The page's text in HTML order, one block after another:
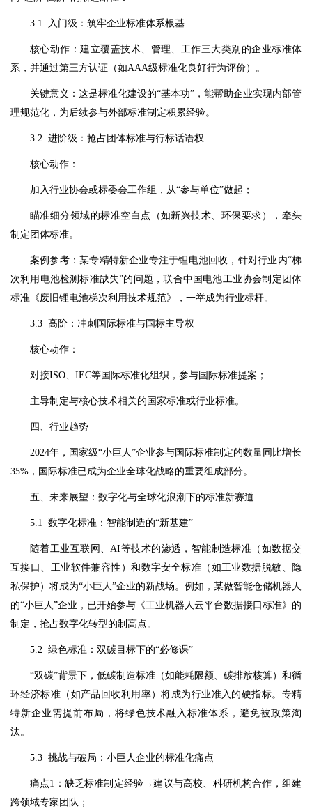
3.1 入门级：筑牢企业标准体系根基
核心动作：建立覆盖技术、管理、工作三大类别的企业标准体
系，并通过第三方认证（如AAA级标准化良好行为评价）。
关键意义：这是标准化建设的“基本功”，能帮助企业实现内部管
理规范化，为后续参与外部标准制定积累经验。
3.2 进阶级：抢占团体标准与行标话语权
核心动作：
加入行业协会或标委会工作组，从“参与单位”做起；
瞄准细分领域的标准空白点（如新兴技术、环保要求），牵头
制定团体标准。
案例参考：某专精特新企业专注于锂电池回收，针对行业内“梯
次利用电池检测标准缺失”的问题，联合中国电池工业协会制定团体
标准《废旧锂电池梯次利用技术规范》，一举成为行业标杆。
3.3 高阶：冲刺国际标准与国标主导权
核心动作：
对接ISO、IEC等国际标准化组织，参与国际标准提案；
主导制定与核心技术相关的国家标准或行业标准。
四、行业趋势
2024年，国家级“小巨人”企业参与国际标准制定的数量同比增长
35%，国际标准已成为企业全球化战略的重要组成部分。
五、未来展望：数字化与全球化浪潮下的标准新赛道
5.1 数字化标准：智能制造的“新基建”
随着工业互联网、AI等技术的渗透，智能制造标准（如数据交
互接口、工业软件兼容性）和数字安全标准（如工业数据脱敏、隐
私保护）将成为“小巨人”企业的新战场。例如，某做智能仓储机器人
的“小巨人”企业，已开始参与《工业机器人云平台数据接口标准》的
制定，抢占数字化转型的制高点。
5.2 绿色标准：双碳目标下的“必修课”
“双碳”背景下，低碳制造标准（如能耗限额、碳排放核算）和循
环经济标准（如产品回收利用率）将成为行业准入的硬指标。专精
特新企业需提前布局，将绿色技术融入标准体系，避免被政策淘
汰。
5.3 挑战与破局：小巨人企业的标准化痛点
痛点1：缺乏标准制定经验→建议与高校、科研机构合作，组建
跨领域专家团队；